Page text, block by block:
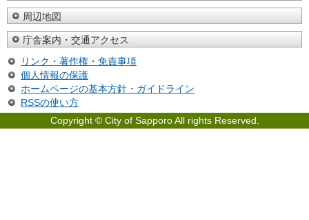
周辺地図
庁舎案内・交通アクセス
リンク・著作権・免責事項
個人情報の保護
ホームページの基本方針・ガイドライン
RSSの使い方
Copyright © City of Sapporo All rights Reserved.